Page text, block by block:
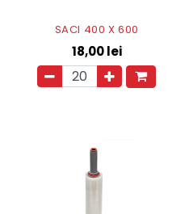
SACI 400 X 600
18,00lei